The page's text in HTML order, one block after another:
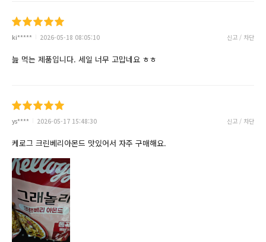
ki***** 2026-05-18 08:05:10 신고 / 차단
늞 먹는 제품입니다. 세일 너무 고맙네요 ㅎㅎ
ys**** 2026-05-17 15:48:30 신고 / 차단
케로그 크린베리아몬드 맛있어서 자주 구매해요.